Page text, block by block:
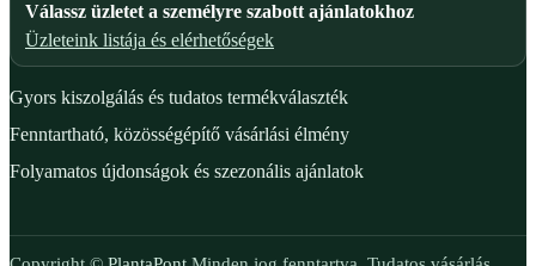
Válassz üzletet a személyre szabott ajánlatokhoz
Üzleteink listája és elérhetőségek
Gyors kiszolgálás és tudatos termékválaszték
Fenntartható, közösségépítő vásárlási élmény
Folyamatos újdonságok és szezonális ajánlatok